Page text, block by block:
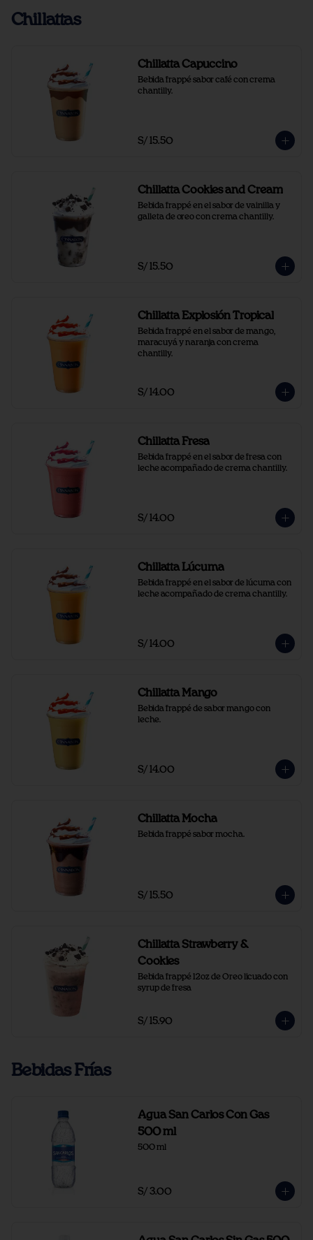
Chillattas
Chillatta Capuccino
Bebida frappé sabor café con crema
chantilly.
S/ 15.50
Chillatta Cookies and Cream
Bebida frappé en el sabor de vainilla y
galleta de oreo con crema chantilly.
S/ 15.50
Chillatta Explosión Tropical
Bebida frappé en el sabor de mango,
maracuyá y naranja con crema
chantilly.
S/ 14.00
Chillatta Fresa
Bebida frappé en el sabor de fresa con
leche acompañado de crema chantilly.
S/ 14.00
Chillatta Lúcuma
Bebida frappé en el sabor de lúcuma con
leche acompañado de crema chantilly.
S/ 14.00
Chillatta Mango
Bebida frappé de sabor mango con
leche.
S/ 14.00
Chillatta Mocha
Bebida frappé sabor mocha.
S/ 15.50
Chillatta Strawberry &
Cookies
Bebida frappé 12oz de Oreo licuado con
syrup de fresa
S/ 15.90
Bebidas Frías
Agua San Carlos Con Gas
500 ml
500 ml
S/ 3.00